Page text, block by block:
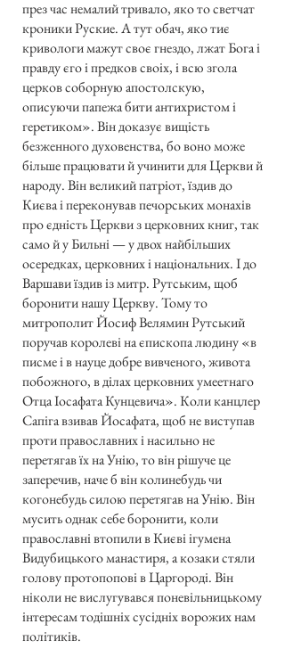
през час немалий тривало, яко то светчат
кроники Руские. А тут обач, яко тиє
кривологи мажут своє гнездо, лжат Бога і
правду єго і предков своіх, і всю згола
церков соборную апостолскую,
описуючи папежа бити антихристом і
геретиком». Він доказує вищість
безженного духовенства, бо воно може
більше працювати й учинити для Церкви й
народу. Він великий патріот, їздив до
Києва і переконував печорських монахів
про єдність Церкви з церковних книг, так
само й у Бильні — у двох найбільших
осередках, церковних і національних. І до
Варшави їздив із митр. Рутським, щоб
боронити нашу Церкву. Тому то
митрополит Йосиф Велямин Рутський
поручав королеві на єпископа людину «в
писме і в науце добре вивченого, живота
побожного, в ділах церковних умеетнаго
Отца Іосафата Кунцевича». Коли канцлер
Сапіга взивав Йосафата, щоб не виступав
проти православних і насильно не
перетягав їх на Унію, то він рішуче це
заперечив, наче б він колинебудь чи
когонебудь силою перетягав на Унію. Він
мусить однак себе боронити, коли
православні втопили в Києві ігумена
Видубицького манастиря, а козаки стяли
голову протопопові в Царгороді. Він
ніколи не вислугувався поневільницькому
інтересам тодішніх сусідніх ворожих нам
політиків.